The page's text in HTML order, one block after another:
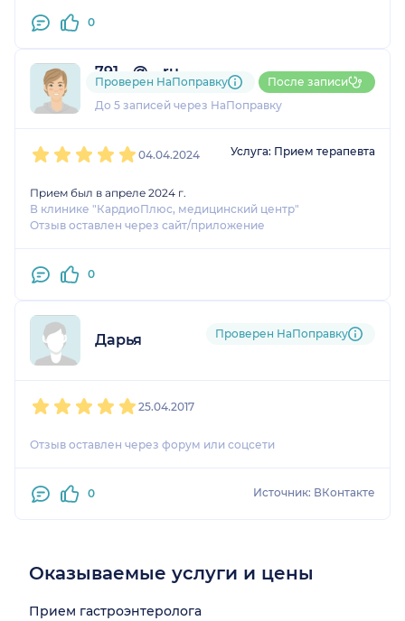
0
791....@....ru
1 оценка
До 5 записей через НаПоправку
Проверен НаПоправку После записи
04.04.2024 Услуга: Прием терапевта
Прием был в апреле 2024 г.
В клинике "КардиоПлюс, медицинский центр"
Отзыв оставлен через сайт/приложение
0
Дарья Проверен НаПоправку
25.04.2017
Отзыв оставлен через форум или соцсети
0 Источник: ВКонтакте
Оказываемые услуги и цены
Прием гастроэнтеролога